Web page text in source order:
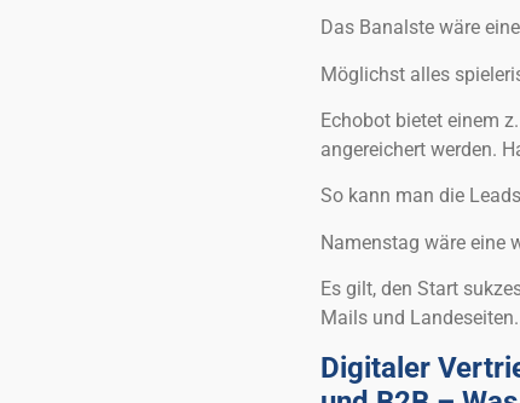
Das Banalste wäre
Möglichst alles
Echobot bietet einem
angereichert werden.
So kann man die
Namenstag wäre eine
Es gilt, den Start
Mails und Landeseiten.
Digitaler